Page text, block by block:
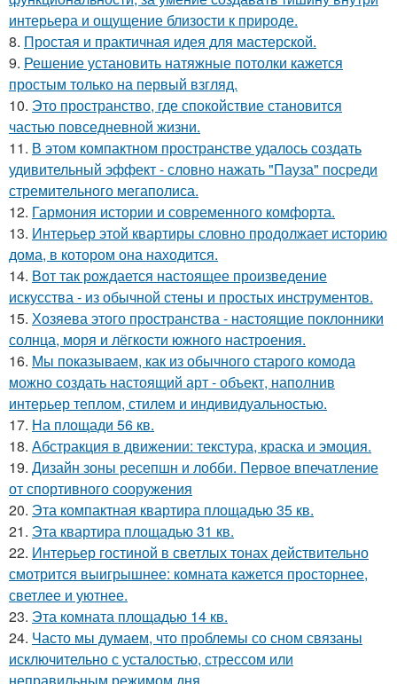
интерьера и ощущение близости к природе.
8. Простая и практичная идея для мастерской.
9. Решение установить натяжные потолки кажется
простым только на первый взгляд.
10. Это пространство, где спокойствие становится
частью повседневной жизни.
11. В этом компактном пространстве удалось создать
удивительный эффект - словно нажать "Пауза" посреди
стремительного мегаполиса.
12. Гармония истории и современного комфорта.
13. Интерьер этой квартиры словно продолжает историю
дома, в котором она находится.
14. Вот так рождается настоящее произведение
искусства - из обычной стены и простых инструментов.
15. Хозяева этого пространства - настоящие поклонники
солнца, моря и лёгкости южного настроения.
16. Мы показываем, как из обычного старого комода
можно создать настоящий арт - объект, наполнив
интерьер теплом, стилем и индивидуальностью.
17. На площади 56 кв.
18. Абстракция в движении: текстура, краска и эмоция.
19. Дизайн зоны ресепшн и лобби. Первое впечатление
от спортивного сооружения
20. Эта компактная квартира площадью 35 кв.
21. Эта квартира площадью 31 кв.
22. Интерьер гостиной в светлых тонах действительно
смотрится выигрышнее: комната кажется просторнее,
светлее и уютнее.
23. Эта комната площадью 14 кв.
24. Часто мы думаем, что проблемы со сном связаны
исключительно с усталостью, стрессом или